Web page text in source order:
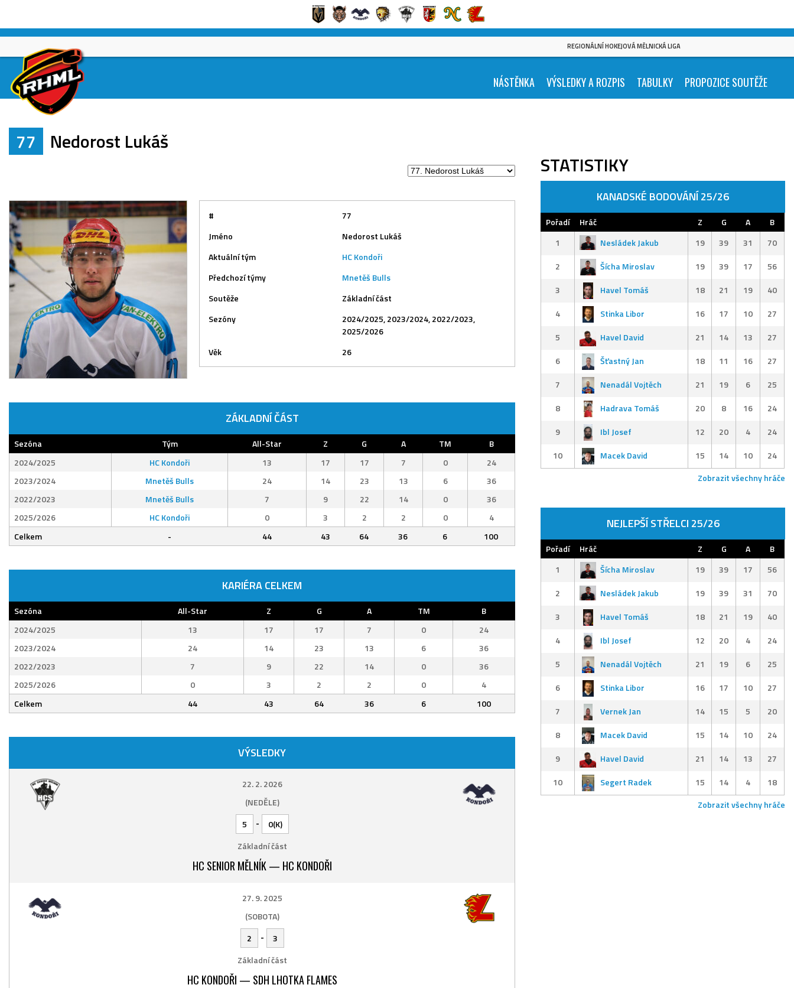
Skip
content
REGIONÁLNÍ HOKEJOVÁ MĚLNICKÁ LIGA
NÁSTĚNKA VÝSLEDKY A ROZPIS TABULKY PROPOZICE SOUTĚŽE
77 Nedorost Lukáš
#
77
Jméno
Nedorost Lukáš
Aktuální tým
HC Kondoři
Předchozí týmy
Mnetěš Bulls
Soutěže
Základní část
Sezóny
2024/2025, 2023/2024, 2022/2023,
2025/2026
Věk
26
ZÁKLADNÍ ČÁST
Sezóna Tým All-Star Z G A TM
B
2024/2025
HC Kondoři 13 17 17 7 0
24
2023/2024
Mnetěš Bulls 24 14 23 13 6
36
2022/2023
Mnetěš Bulls 7 9 22 14 0
36
2025/2026
HC Kondoři 0 3 2 2 0
4
Celkem
- 44 43 64 36 6 100
KARIÉRA CELKEM
Sezóna All-Star Z G A TM
B
2024/2025
13 17 17 7 0
24
2023/2024
24 14 23 13 6
36
2022/2023
7 9 22 14 0
36
2025/2026
0 3 2 2 0
4
Celkem
44 43 64 36 6 100
VÝSLEDKY
22. 2. 2026
(NEDĚLE)
5
-
0(K)
Základní část
HC SENIOR MĚLNÍK — HC KONDOŘI
27. 9. 2025
(SOBOTA)
2
-
3
Základní část
HC KONDOŘI — SDH LHOTKA FLAMES
STATISTIKY
KANADSKÉ BODOVÁNÍ 25/26
Pořadí Hráč Z G A
B
1
Nesládek Jakub 19 39 31
70
2
Šícha Miroslav 19 39 17
56
3
Havel Tomáš 18 21 19
40
4
Stinka Libor 16 17 10
27
5
Havel David 21 14 13
27
6
Šťastný Jan 18 11 16
27
7
Nenadál Vojtěch 21 19 6
25
8
Hadrava Tomáš 20 8 16
24
9
Ibl Josef 12 20 4
24
10
Macek David 15 14 10
24
Zobrazit všechny hráče
NEJLEPŠÍ STŘELCI 25/26
Pořadí Hráč Z G A
B
1
Šícha Miroslav 19 39 17
56
2
Nesládek Jakub 19 39 31
70
3
Havel Tomáš 18 21 19
40
4
Ibl Josef 12 20 4
24
5
Nenadál Vojtěch 21 19 6
25
6
Stinka Libor 16 17 10
27
7
Vernek Jan 14 15 5
20
8
Macek David 15 14 10
24
9
Havel David 21 14 13
27
10
Segert Radek 15 14 4
18
Zobrazit všechny hráče